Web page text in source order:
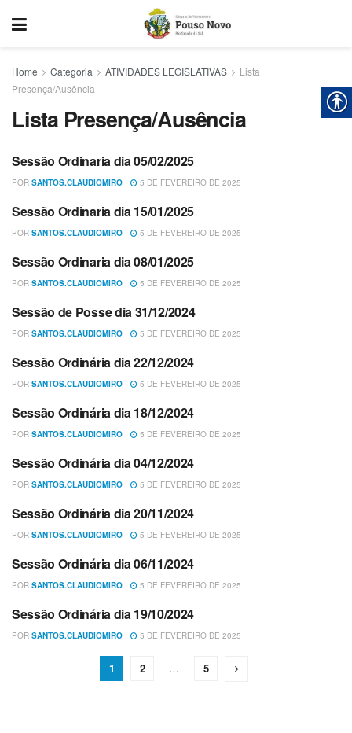
Home Categoria ATIVIDADES LEGISLATIVAS
Lista
Presença/Ausência
Lista Presença/Ausência
LISTA PRESENÇA/AUSÊNCIA
Sessão Ordinaria dia 05/02/2025
POR SANTOS.CLAUDIOMIRO 5 DE FEVEREIRO DE 2025
LISTA PRESENÇA/AUSÊNCIA
Sessão Ordinaria dia 15/01/2025
POR SANTOS.CLAUDIOMIRO 5 DE FEVEREIRO DE 2025
LISTA PRESENÇA/AUSÊNCIA
Sessão Ordinaria dia 08/01/2025
POR SANTOS.CLAUDIOMIRO 5 DE FEVEREIRO DE 2025
LISTA PRESENÇA/AUSÊNCIA
Sessão de Posse dia 31/12/2024
POR SANTOS.CLAUDIOMIRO 5 DE FEVEREIRO DE 2025
LISTA PRESENÇA/AUSÊNCIA
Sessão Ordinária dia 22/12/2024
POR SANTOS.CLAUDIOMIRO 5 DE FEVEREIRO DE 2025
LISTA PRESENÇA/AUSÊNCIA
Sessão Ordinária dia 18/12/2024
POR SANTOS.CLAUDIOMIRO 5 DE FEVEREIRO DE 2025
LISTA PRESENÇA/AUSÊNCIA
Sessão Ordinária dia 04/12/2024
POR SANTOS.CLAUDIOMIRO 5 DE FEVEREIRO DE 2025
LISTA PRESENÇA/AUSÊNCIA
Sessão Ordinária dia 20/11/2024
POR SANTOS.CLAUDIOMIRO 5 DE FEVEREIRO DE 2025
LISTA PRESENÇA/AUSÊNCIA
Sessão Ordinária dia 06/11/2024
POR SANTOS.CLAUDIOMIRO 5 DE FEVEREIRO DE 2025
LISTA PRESENÇA/AUSÊNCIA
Sessão Ordinária dia 19/10/2024
POR SANTOS.CLAUDIOMIRO 5 DE FEVEREIRO DE 2025
1 2 … 5